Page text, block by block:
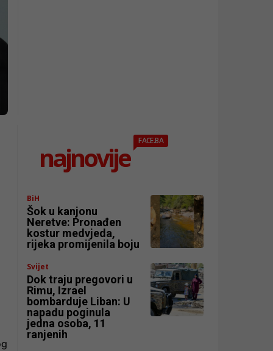
najnovije
FACE.BA
BiH
Šok u kanjonu
Neretve: Pronađen
kostur medvjeda,
rijeka promijenila boju
Svijet
Dok traju pregovori u
Rimu, Izrael
bombarduje Liban: U
napadu poginula
jedna osoba, 11
ranjenih